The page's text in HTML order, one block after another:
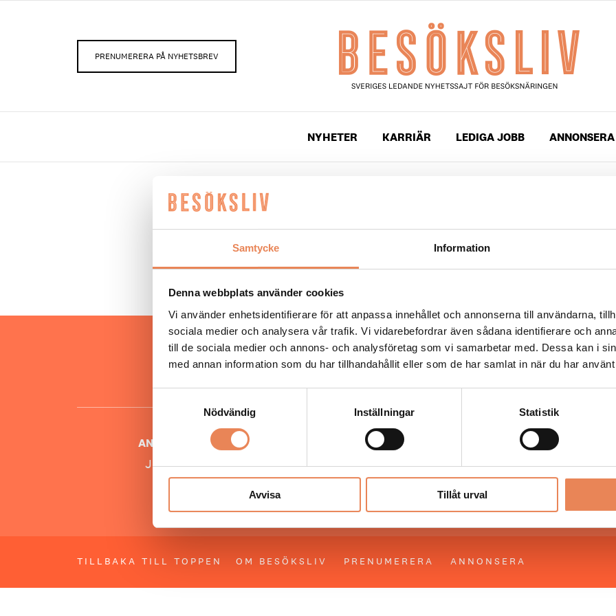
Samtycke Information
Denna webbplats använder cookies
Vi använder enhetsidentifierare för att anpassa innehållet och annonserna till användarna,
sociala medier och analysera vår trafik. Vi vidarebefordrar även sådana identifierare och
till de sociala medier och annons- och analysföretag som vi samarbetar med. Dessa kan i
med annan information som du har tillhandahållit eller som de har samlat in när du har
Nödvändig
Inställningar Statistik
Avvisa Tillåt urval
PRENUMERERA PÅ NYHETSBREV
NYHETER KARRIÄR LEDIGA JOBB ANNONSERA
Inlägg taggade med
NYHETER | 12 maj 2025
Service utöver det vanliga på Grand Hôtel
Hos oss läser du landets mest uppdaterade nyheter och
besöksnäringen. Besöksliv i sin tryckta form är ett affärsmagasin
ANSVARIG UTGIVARE
Jonas Siljhammar
Allt material på besoksliv.se är skyddat
enligt lagen om upphovsrätt.
TILLBAKA TILL TOPPEN OM BESÖKSLIV PRENUMERERA ANNONSERA